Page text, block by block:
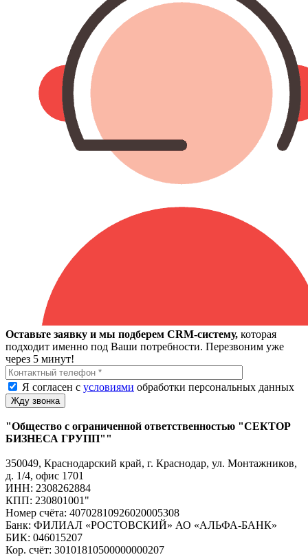
Оставьте заявку и мы подберем CRM-систему, которая
подходит именно под Ваши потребности. Перезвоним уже
через 5 минут!
Я согласен с условиями обработки персональных данных
"Общество с ограниченной ответственностью "СЕКТОР
БИЗНЕСА ГРУПП""
350049, Краснодарский край, г. Краснодар, ул. Монтажников,
д. 1/4, офис 1701
ИНН: 2308262884
КПП: 230801001"
Номер счёта: 40702810926020005308
Банк: ФИЛИАЛ «РОСТОВСКИЙ» АО «АЛЬФА-БАНК»
БИК: 046015207
Кор. счёт: 30101810500000000207